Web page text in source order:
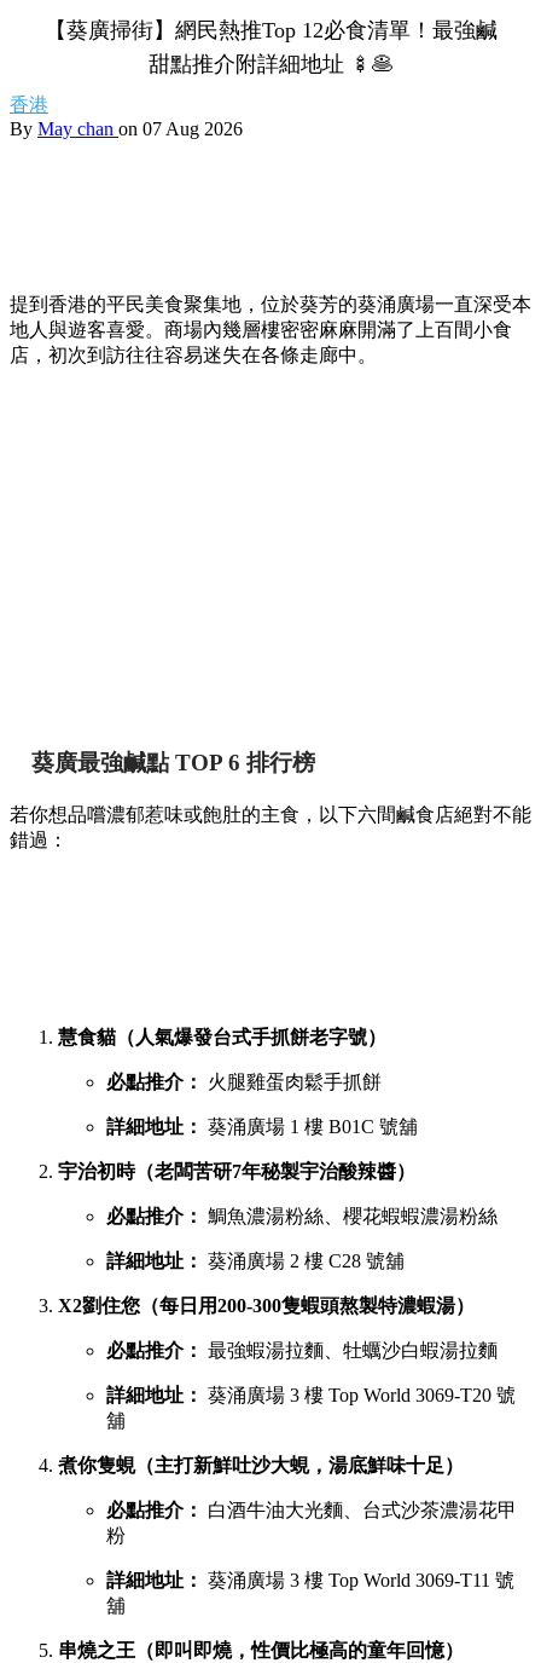
【葵廣掃街】網民熱推Top 12必食清單！最強鹹
甜點推介附詳細地址 🍢🥞
香港
By May chan on 07 Aug 2026
提到香港的平民美食聚集地，位於葵芳的葵涌廣場一直深受本
地人與遊客喜愛。商場內幾層樓密密麻麻開滿了上百間小食
店，初次到訪往往容易迷失在各條走廊中。
葵廣最強鹹點 TOP 6 排行榜
若你想品嚐濃郁惹味或飽肚的主食，以下六間鹹食店絕對不能
錯過：
慧食貓（人氣爆發台式手抓餅老字號）
必點推介： 火腿雞蛋肉鬆手抓餅
詳細地址： 葵涌廣場 1 樓 B01C 號舖
宇治初時（老闆苦研7年秘製宇治酸辣醬）
必點推介： 鯛魚濃湯粉絲、櫻花蝦蝦濃湯粉絲
詳細地址： 葵涌廣場 2 樓 C28 號舖
X2劉住您（每日用200-300隻蝦頭熬製特濃蝦湯）
必點推介： 最強蝦湯拉麵、牡蠣沙白蝦湯拉麵
詳細地址： 葵涌廣場 3 樓 Top World 3069-T20 號
舖
煮你隻蜆（主打新鮮吐沙大蜆，湯底鮮味十足）
必點推介：
白酒牛油大光麵、台式沙茶濃湯花甲
粉
詳細地址： 葵涌廣場 3 樓 Top World 3069-T11 號
舖
串燒之王（即叫即燒，性價比極高的童年回憶）